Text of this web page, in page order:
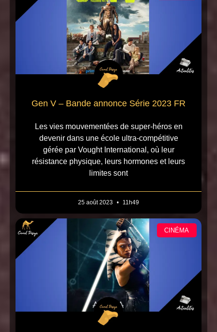
Gen V – Bande annonce Série 2023 FR
Les vies mouvementées de super-héros en
devenir dans une école ultra-compétitive
gérée par Vought International, où leur
résistance physique, leurs hormones et leurs
limites sont
25 août 2023 11h49
CINÉMA